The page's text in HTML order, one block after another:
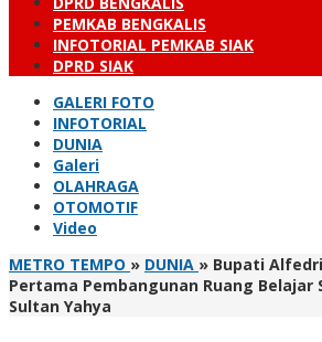
PEMKAB BENGKALIS
INFOTORIAL PEMKAB SIAK
DPRD SIAK
GALERI FOTO
INFOTORIAL
DUNIA
Galeri
OLAHRAGA
OTOMOTIF
Video
METRO TEMPO » DUNIA » Bupati
Pertama Pembangunan Ruang Belajar
Sultan Yahya